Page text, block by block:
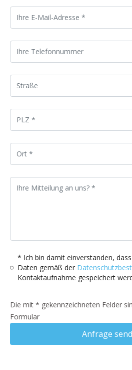
* Ich bin damit einverstanden,
Daten gemäß der
Kontaktaufnahme gespeichert
Die mit * gekennzeichneten Felder
Formular
Anfrage